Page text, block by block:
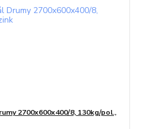
2700x600x400/8, 130kg/pol.,